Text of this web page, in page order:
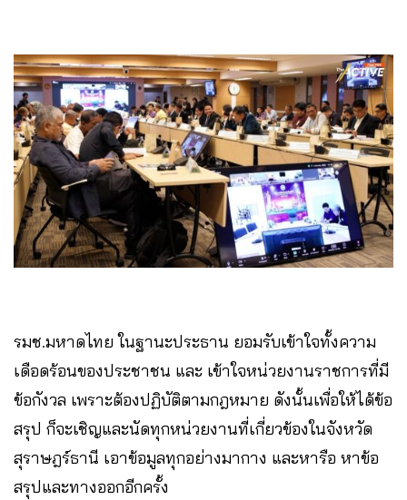
รมช.มหาดไทย ในฐานะประธาน ยอมรับเข้าใจทั้งความ
เดือดร้อนของประชาชน และ เข้าใจหน่วยงานราชการที่มี
ข้อกังวล เพราะต้องปฏิบัติตามกฎหมาย ดังนั้นเพื่อให้ได้ข้อ
สรุป ก็จะเชิญและนัดทุกหน่วยงานที่เกี่ยวข้องในจังหวัด
สุราษฎร์ธานี เอาข้อมูลทุกอย่างมากาง และหารือ หาข้อ
สรุปและทางออกอีกครั้ง